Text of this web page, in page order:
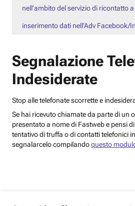
nell’ambito del servizio di ricontatto
inserimento dati nell’Adv Facebook/
Segnalazione
Indesiderate
Stop alle telefonate scorrette e
Se hai ricevuto chiamate da parte di un
presentato a nome di Fastweb e pensi
tentativo di truffa o di contatti telefonici
segnalarcelo compilandoquesto